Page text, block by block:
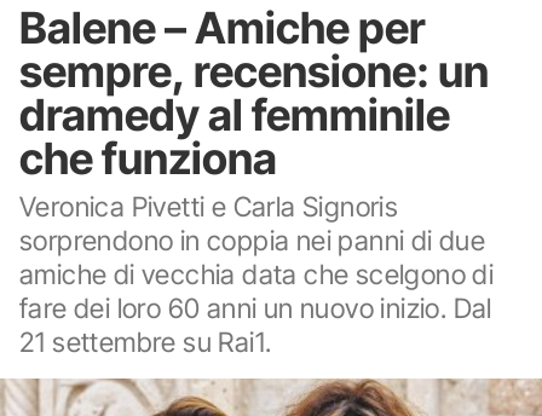
Balene – Amiche per
sempre, recensione: un
dramedy al femminile
che funziona
Veronica Pivetti e Carla Signoris
sorprendono in coppia nei panni di due
amiche di vecchia data che scelgono di
fare dei loro 60 anni un nuovo inizio. Dal
21 settembre su Rai1.